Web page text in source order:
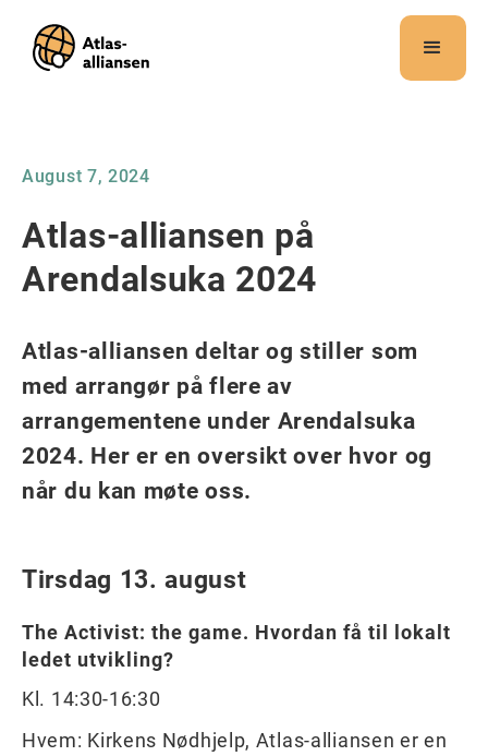
Dette
nettstedet
tilgjengelighetssystem.
August 7, 2024
Atlas-alliansen på
Arendalsuka 2024
Atlas-alliansen deltar og stiller som
med arrangør på flere av
arrangementene under Arendalsuka
2024. Her er en oversikt over hvor og
når du kan møte oss.
Tirsdag 13. august
The Activist: the game. Hvordan få til lokalt
ledet utvikling?
Kl. 14:30-16:30
Hvem: Kirkens Nødhjelp, Atlas-alliansen er en